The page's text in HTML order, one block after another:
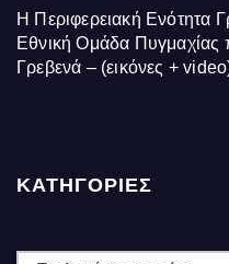
Η Περιφερειακή Ενότητα
Εθνική Ομάδα Πυγμαχίας
Γρεβενά – (εικόνες +
ΚΑΤΗΓΟΡΙΕΣ